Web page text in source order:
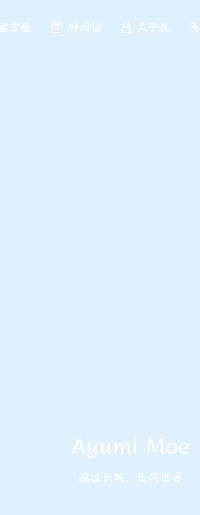
言板 时间轴 关于我
Ayumi Moe
越过长城，走向世界